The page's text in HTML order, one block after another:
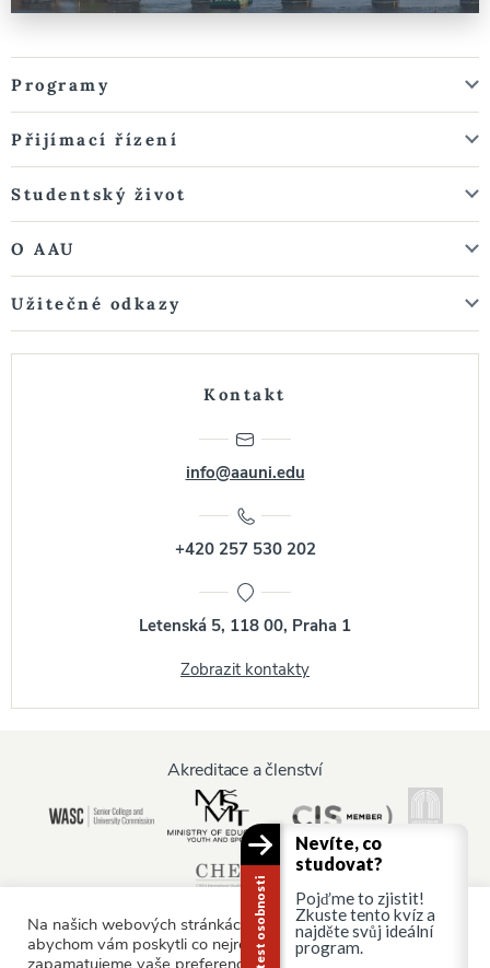
Programy
Přijímací řízení
Studentský život
O AAU
Užitečné odkazy
Kontakt
info@aauni.edu
+420 257 530 202
Letenská 5, 118 00, Praha 1
Zobrazit kontakty
Akreditace a členství
Na našich webových stránkách používáme soubory cookie,
abychom vám poskytli co nejrelevantnější služby tím, že si
zapamatujeme vaše preference a opakované návštěvy.
Nevíte, co
studovat?
Pojďme to zjistit!
Zkuste tento kvíz a
najděte svůj ideální
program.